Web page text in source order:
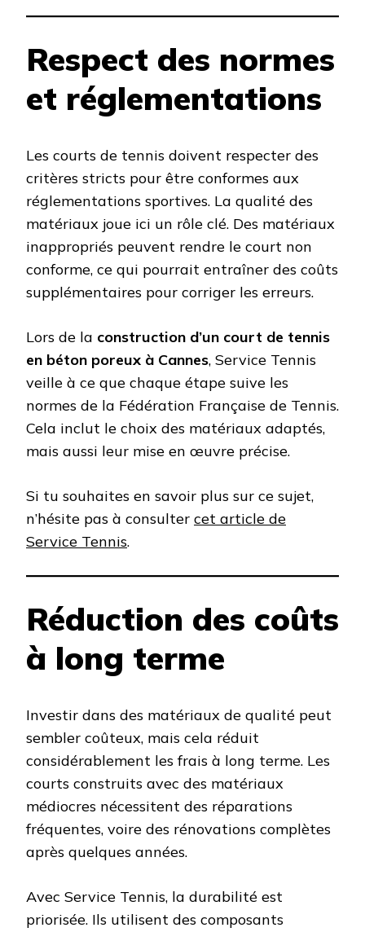
Respect des normes
et réglementations
Les courts de tennis doivent respecter des
critères stricts pour être conformes aux
réglementations sportives. La qualité des
matériaux joue ici un rôle clé. Des matériaux
inappropriés peuvent rendre le court non
conforme, ce qui pourrait entraîner des coûts
supplémentaires pour corriger les erreurs.
Lors de la construction d’un court de tennis
en béton poreux à Cannes, Service Tennis
veille à ce que chaque étape suive les
normes de la Fédération Française de Tennis.
Cela inclut le choix des matériaux adaptés,
mais aussi leur mise en œuvre précise.
Si tu souhaites en savoir plus sur ce sujet,
n’hésite pas à consulter cet article de
Service Tennis.
Réduction des coûts
à long terme
Investir dans des matériaux de qualité peut
sembler coûteux, mais cela réduit
considérablement les frais à long terme. Les
courts construits avec des matériaux
médiocres nécessitent des réparations
fréquentes, voire des rénovations complètes
après quelques années.
Avec Service Tennis, la durabilité est
priorisée. Ils utilisent des composants